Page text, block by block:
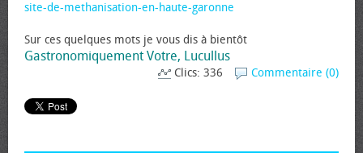
site-de-methanisation-en-haute-garonne
Sur ces quelques mots je vous dis à bientôt
Gastronomiquement Votre, Lucullus
Commentaire (0)
Clics: 336